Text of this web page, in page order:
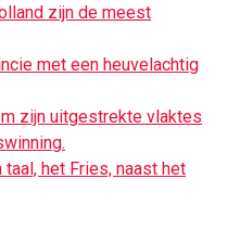
zijn de meest
met een heuvelachtig
zijn uitgestrekte vlaktes
het Fries, naast het